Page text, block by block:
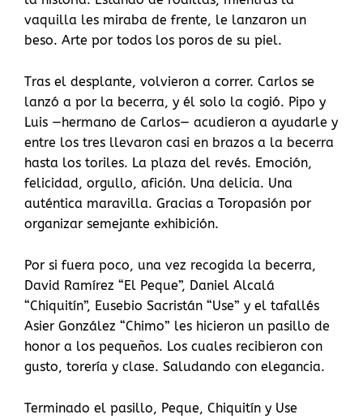
vaquilla les miraba de frente, le lanzaron un
beso. Arte por todos los poros de su piel.
Tras el desplante, volvieron a correr. Carlos se
lanzó a por la becerra, y él solo la cogió. Pipo y
Luis —hermano de Carlos— acudieron a ayudarle y
entre los tres llevaron casi en brazos a la becerra
hasta los toriles. La plaza del revés. Emoción,
felicidad, orgullo, afición. Una delicia. Una
auténtica maravilla. Gracias a Toropasión por
organizar semejante exhibición.
Por si fuera poco, una vez recogida la becerra,
David Ramírez “El Peque”, Daniel Alcalá
“Chiquitín”, Eusebio Sacristán “Use” y el tafallés
Asier González “Chimo” les hicieron un pasillo de
honor a los pequeños. Los cuales recibieron con
gusto, torería y clase. Saludando con elegancia.
Terminado el pasillo, Peque, Chiquitín y Use